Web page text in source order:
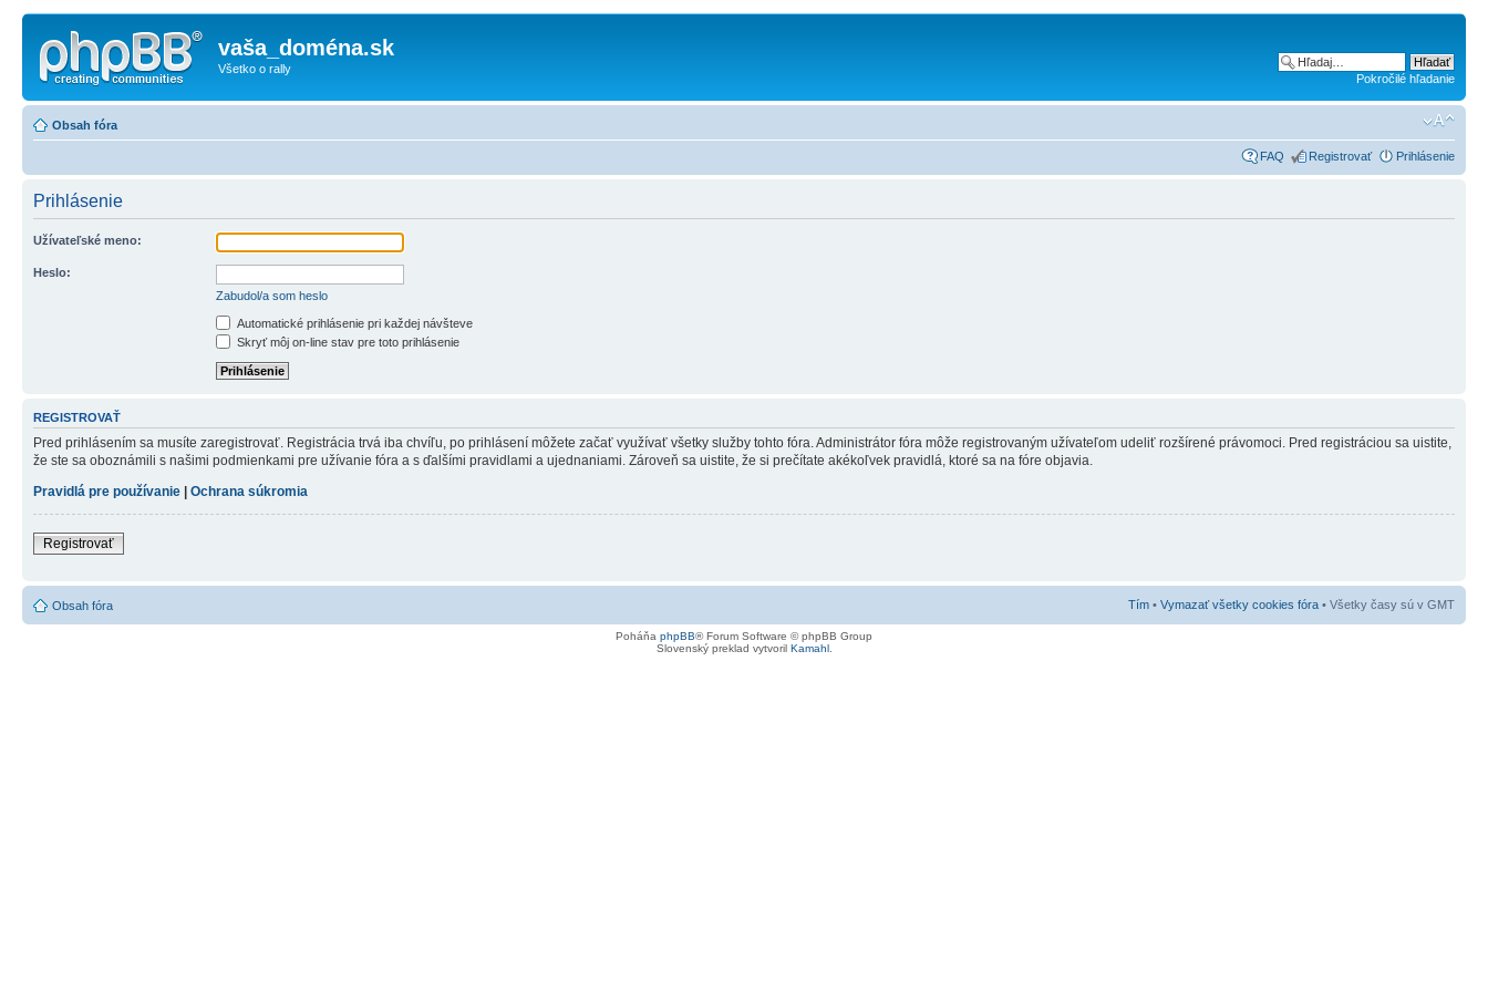
vaša_doména.sk
Všetko o rally
Pokročilé hľadanie
Obsah fóra
FAQ Registrovať Prihlásenie
Prihlásenie
Užívateľské meno:
Heslo:
Zabudol/a som heslo
Automatické prihlásenie pri každej návšteve
Skryť môj on-line stav pre toto prihlásenie
REGISTROVAŤ
Pred prihlásením sa musíte zaregistrovať. Registrácia trvá iba chvíľu, po prihlásení môžete začať využívať všetky služby tohto fóra. Administrátor fóra môže registrovaným užívateľom udeliť rozšírené právomoci. Pred registráciou sa uistite,
že ste sa oboznámili s našimi podmienkami pre užívanie fóra a s ďalšími pravidlami a ujednaniami. Zároveň sa uistite, že si prečítate akékoľvek pravidlá, ktoré sa na fóre objavia.
Pravidlá pre používanie
Ochrana súkromia
Registrovať
Obsah fóra Tím • Vymazať všetky cookies fóra • Všetky časy sú v GMT
Poháňa phpBB® Forum Software © phpBB Group
Slovenský preklad vytvoril Kamahl.